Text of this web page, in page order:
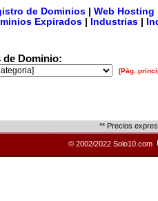
de Dominios| Web Hosting
Expirados
Industrias
de Dominio:
[Pág.
** Precios
© 2002/2022 Solo10.com